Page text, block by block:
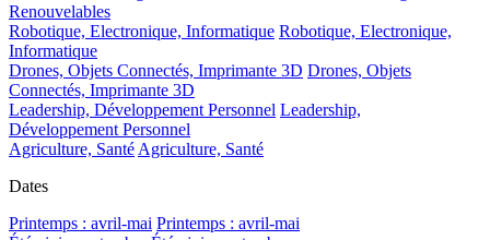
Renouvelables
Robotique, Electronique, Informatique Robotique, Electronique,
Informatique
Drones, Objets Connectés, Imprimante 3D Drones, Objets
Connectés, Imprimante 3D
Leadership, Développement Personnel Leadership,
Développement Personnel
Agriculture, Santé Agriculture, Santé
Dates
Printemps : avril-mai Printemps : avril-mai